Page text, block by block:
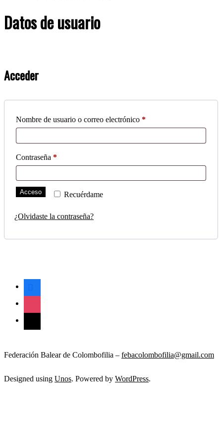
Datos de usuario
Acceder
Nombre de usuario o correo electrónico *Obligatorio
Contraseña *Obligatorio
Recuérdame
Acceso
¿Olvidaste la contraseña?
facebook
instagram
mail
Federación Balear de Colombofilia – febacolombofilia@gmail.com
Designed using Unos. Powered by WordPress.